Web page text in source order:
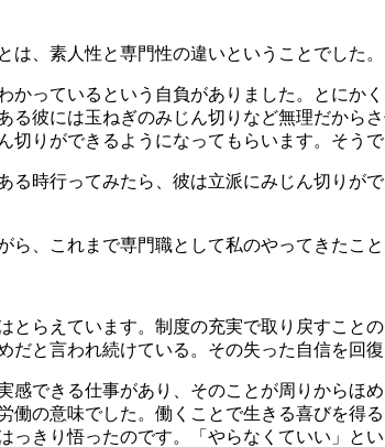
、素人性と専門性の違いということでした。
っているという自負がありました。とにか
る彼には玉ねぎのみじん切りなど無理だから
りができるようになってもらいます。そう
時行ってみたら、彼は立派にみじん切りが
、これまで専門職として私のやってきたこ
らえています。制度の充実で取り戻すこと
と言われ続けている。その失った自信を回
できる仕事があり、そのことが周りからほ
の意味でした。働くことで生きる喜びを得
っきり悟ったのです。「やらなくていい」